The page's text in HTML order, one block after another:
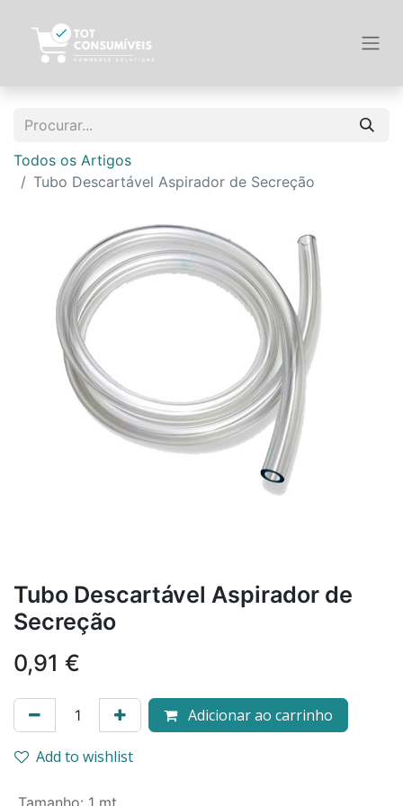
Todos os Artigos
Tubo Descartável Aspirador de Secreção
Tubo Descartável Aspirador de
Secreção
0,91 €
Adicionar ao carrinho
Add to wishlist
Tamanho: 1 mt